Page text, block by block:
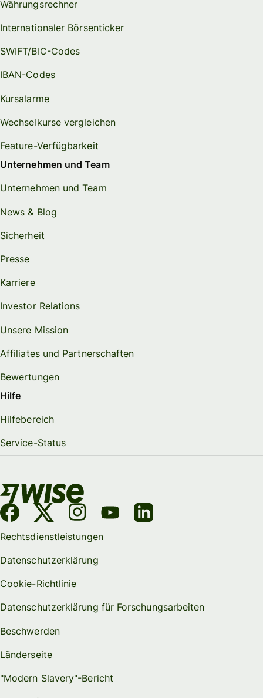
Währungsrechner
Internationaler Börsenticker
SWIFT/BIC-Codes
IBAN-Codes
Kursalarme
Wechselkurse vergleichen
Feature-Verfügbarkeit
Unternehmen und Team
Unternehmen und Team
News & Blog
Sicherheit
Presse
Karriere
Investor Relations
Unsere Mission
Affiliates und Partnerschaften
Bewertungen
Hilfe
Hilfebereich
Service-Status
Rechtsdienstleistungen
Datenschutzerklärung
Cookie-Richtlinie
Datenschutzerklärung für Forschungsarbeiten
Beschwerden
Länderseite
"Modern Slavery"-Bericht